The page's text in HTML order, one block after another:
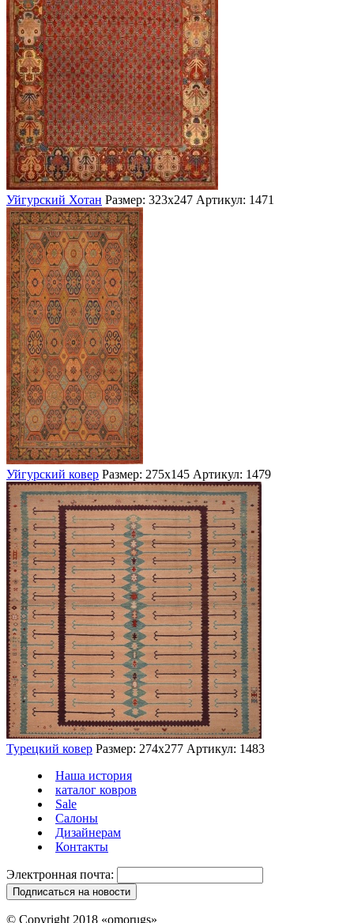
Уйгурский Хотан Размер: 323х247 Артикул: 1471
Уйгурский ковер Размер: 275х145 Артикул: 1479
Турецкий ковер Размер: 274х277 Артикул: 1483
Наша история
каталог ковров
Sale
Салоны
Дизайнерам
Контакты
Электронная почта:
© Copyright 2018 «omorugs»